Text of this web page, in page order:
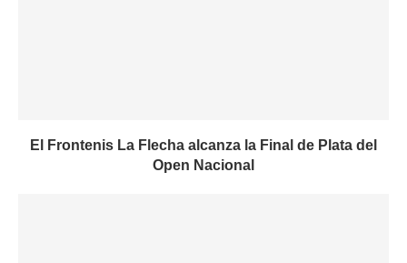
El Frontenis La Flecha alcanza la Final de Plata del
Open Nacional